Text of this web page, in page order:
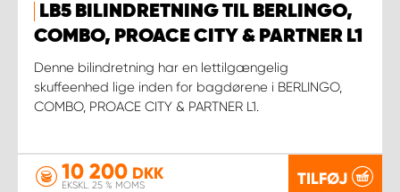
LB5 BILINDRETNING TIL BERLINGO,
COMBO, PROACE CITY & PARTNER L1
Denne bilindretning har en lettilgængelig
skuffeenhed lige inden for bagdørene i BERLINGO,
COMBO, PROACE CITY & PARTNER L1.
10 200 DKK
EKSKL. 25 % MOMS TILFØJ